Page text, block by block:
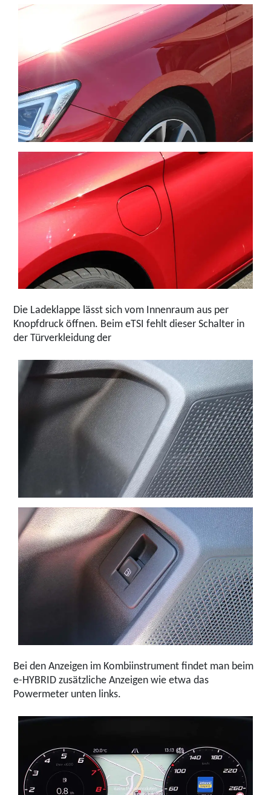
Die Ladeklappe lässt sich vom Innenraum aus per
Knopfdruck öffnen. Beim eTSI fehlt dieser Schalter in
der Türverkleidung der
Bei den Anzeigen im Kombiinstrument findet man beim
e-HYBRID zusätzliche Anzeigen wie etwa das
Powermeter unten links.